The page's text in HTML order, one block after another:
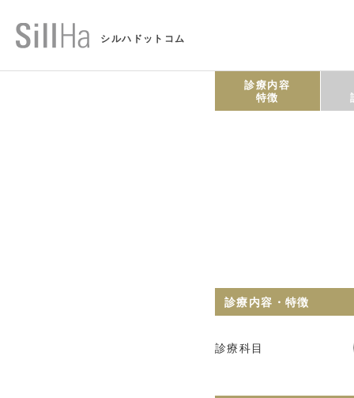
シルハドットコム
診療内容
特徴
診療内容・特徴
診療科目